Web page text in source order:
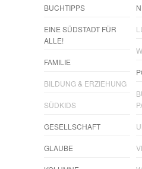
BUCHTIPPS
EINE SÜDSTADT FÜR
ALLE!
FAMILIE
BILDUNG & ERZIEHUNG
SÜDKIDS
GESELLSCHAFT
GLAUBE